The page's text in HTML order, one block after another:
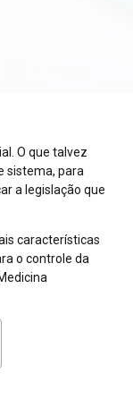
O que talvez
sistema, para
a legislação que
características
o controle da